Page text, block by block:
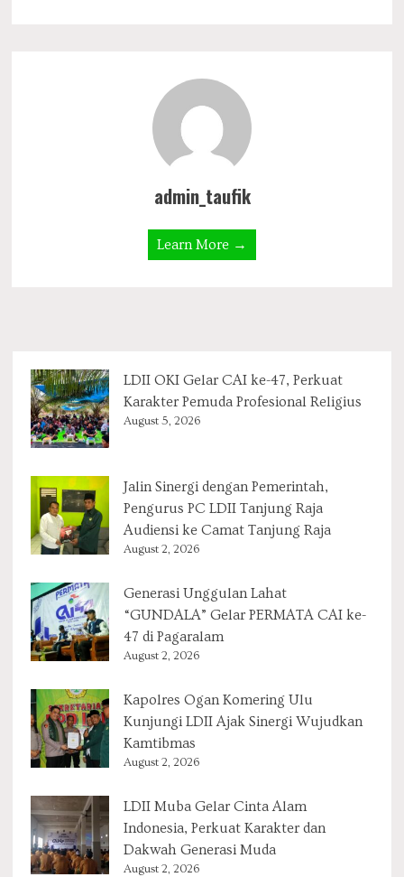
admin_taufik
Learn More →
LDII OKI Gelar CAI ke-47, Perkuat
Karakter Pemuda Profesional Religius
August 5, 2026
Jalin Sinergi dengan Pemerintah,
Pengurus PC LDII Tanjung Raja
Audiensi ke Camat Tanjung Raja
August 2, 2026
Generasi Unggulan Lahat
“GUNDALA” Gelar PERMATA CAI ke-
47 di Pagaralam
August 2, 2026
Kapolres Ogan Komering Ulu
Kunjungi LDII Ajak Sinergi Wujudkan
Kamtibmas
August 2, 2026
LDII Muba Gelar Cinta Alam
Indonesia, Perkuat Karakter dan
Dakwah Generasi Muda
August 2, 2026